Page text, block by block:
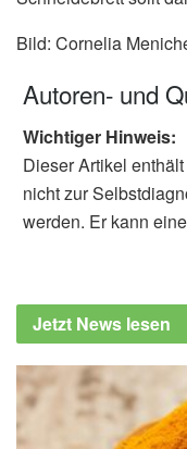
Bild: Cornelia
Autoren- und
Wichtiger Hinweis:
Dieser Artikel
nicht zur
werden. Er kann
Jetzt News lesen